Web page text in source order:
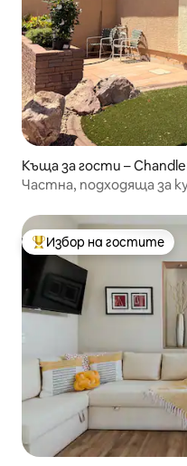
Къща за гости –
Частна, подходяща за
Най-популярен избор на
Избор на гостите